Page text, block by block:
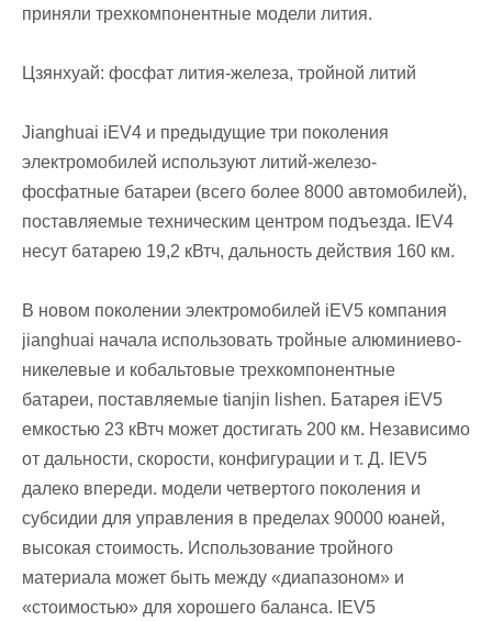
приняли трехкомпонентные модели лития.
Цзянхуай: фосфат лития-железа, тройной литий
Jianghuai iEV4 и предыдущие три поколения
электромобилей используют литий-железо-
фосфатные батареи (всего более 8000 автомобилей),
поставляемые техническим центром подъезда. IEV4
несут батарею 19,2 кВтч, дальность действия 160 км.
В новом поколении электромобилей iEV5 компания
jianghuai начала использовать тройные алюминиево-
никелевые и кобальтовые трехкомпонентные
батареи, поставляемые tianjin lishen. Батарея iEV5
емкостью 23 кВтч может достигать 200 км. Независимо
от дальности, скорости, конфигурации и т. Д. IEV5
далеко впереди. модели четвертого поколения и
субсидии для управления в пределах 90000 юаней,
высокая стоимость. Использование тройного
материала может быть между «диапазоном» и
«стоимостью» для хорошего баланса. IEV5